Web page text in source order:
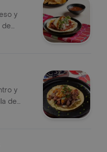
y
de
y
de